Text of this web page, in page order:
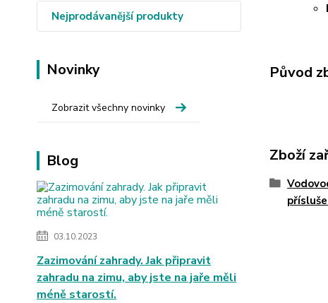
Nejprodávanější produkty
Novinky
Zobrazit všechny novinky
Blog
03.10.2023
Zazimování zahrady. Jak připravit
zahradu na zimu, aby jste na jaře měli
méně starostí.
Původ
Zboží